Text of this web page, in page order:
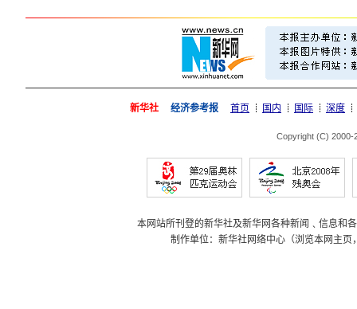
新华社 经济参考报 首页 国内 国际 深度
Copyright (C) 2000-
本网站所刊登的新华社及新华网各种新闻﹑信息和
制作单位：新华社网络中心（浏览本网主